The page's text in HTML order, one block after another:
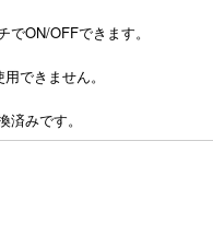
ON/OFFできます。
できません。
みです。